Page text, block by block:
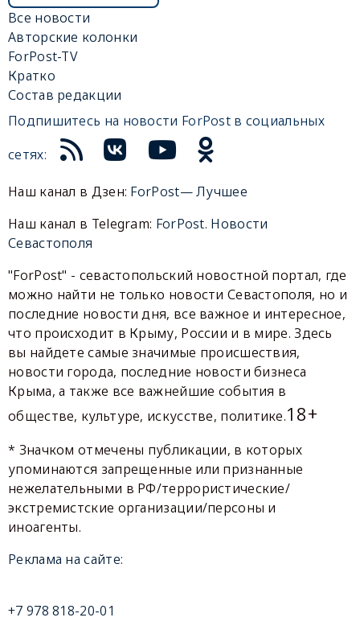
Все новости
Авторские колонки
ForPost-TV
Кратко
Состав редакции
Подпишитесь на новости ForPost в социальных
сетях:
Наш канал в Дзен: ForPost— Лучшее
Наш канал в Telegram: ForPost. Новости
Севастополя
"ForPost" - севастопольский новостной портал, где
можно найти не только новости Севастополя, но и
последние новости дня, все важное и интересное,
что происходит в Крыму, России и в мире. Здесь
вы найдете самые значимые происшествия,
новости города, последние новости бизнеса
Крыма, а также все важнейшие события в
обществе, культуре, искусстве, политике.18+
* Значком отмечены публикации, в которых
упоминаются запрещенные или признанные
нежелательными в РФ/террористические/
экстремистские организации/персоны и
иноагенты.
Реклама на сайте:
+7 978 818-20-01